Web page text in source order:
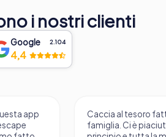
i nostri clienti
Google 2.104
4,4
app
Caccia al tesoro
famiglia. Ci è